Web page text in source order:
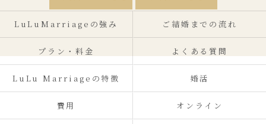
LuLuMarriageの強み ご結婚までの流れ
プラン・料金 よくある質問
LuLu Marriageの特徴 婚活
費用 オンライン